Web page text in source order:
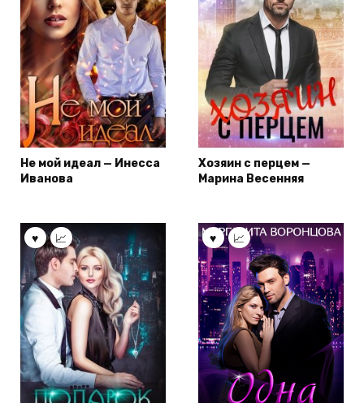
Не мой идеал — Инесса
Иванова
Хозяин с перцем —
Марина Весенняя